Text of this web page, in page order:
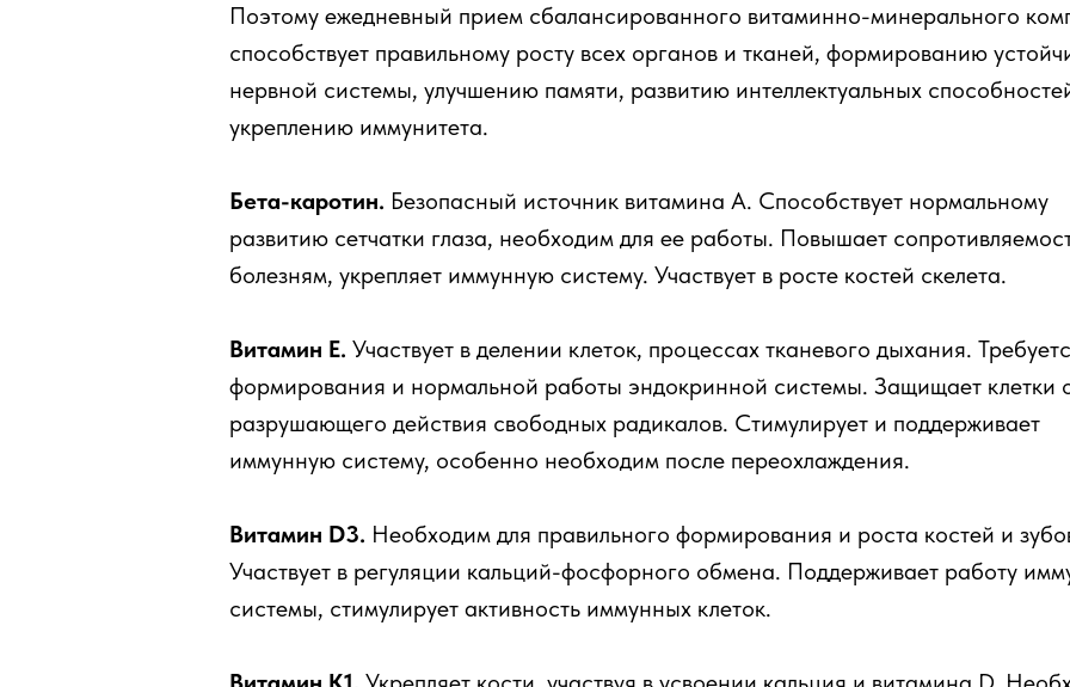
Поэтому ежедневный прием сбалансированного витаминно-минерального
способствует правильному росту всех органов и тканей, формированию
нервной системы, улучшению памяти, развитию интеллектуальных
укреплению иммунитета.
Бета-каротин. Безопасный источник витамина А. Способствует нормальному
развитию сетчатки глаза, необходим для ее работы. Повышает
болезням, укрепляет иммунную систему. Участвует в росте костей скелета.
Витамин Е. Участвует в делении клеток, процессах тканевого дыхания.
формирования и нормальной работы эндокринной системы. Защищает клетки
разрушающего действия свободных радикалов. Стимулирует и поддерживает
иммунную систему, особенно необходим после переохлаждения.
Витамин D3. Необходим для правильного формирования и роста костей и
Участвует в регуляции кальций-фосфорного обмена. Поддерживает работу
системы, стимулирует активность иммунных клеток.